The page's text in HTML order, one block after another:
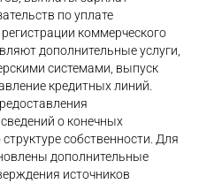
по уплате
коммерческого
дополнительные услуги,
системами, выпуск
кредитных линий.
о конечных
собственности. Для
дополнительные
источников